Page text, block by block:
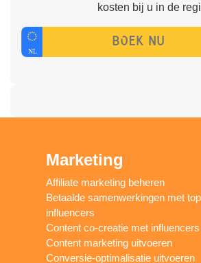
kosten bij u in de
Marketing
Affiliate marketing beheren
Betaalde samenwerkingen met
influencers
Content co-creatie met influencers
Content marketing uitvoeren
Conversie-optimalisatie uitvoeren